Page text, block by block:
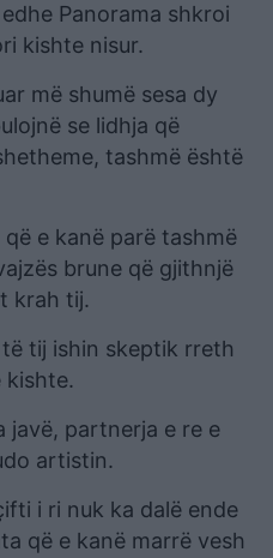
Panorama shkroi
kishte nisur.
më shumë sesa dy
se lidhja që
tashmë është
e kanë parë tashmë
brune që gjithnjë
krah tij.
tij ishin skeptik rreth
javë, partnerja e re e
artistin.
i ri nuk ka dalë ende
që e kanë marrë vesh